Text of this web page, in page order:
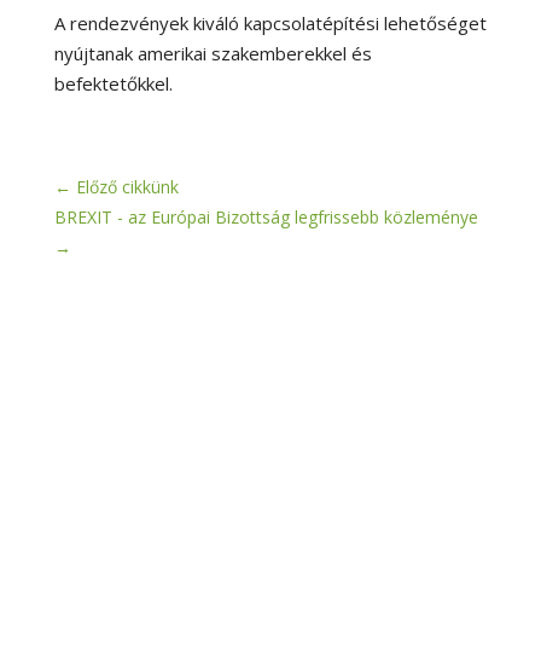
A rendezvények kiváló kapcsolatépítési lehetőséget
nyújtanak amerikai szakemberekkel és
befektetőkkel.
← Előző cikkünk
BREXIT - az Európai Bizottság legfrissebb közleménye
→